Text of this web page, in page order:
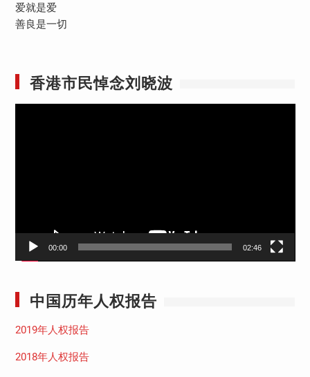
爱就是爱
善良是一切
香港市民悼念刘晓波
00:00 02:46
中国历年人权报告
2019年人权报告
2018年人权报告